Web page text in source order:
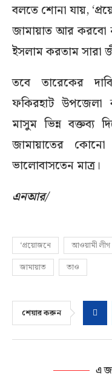
বলতে শোনা যায়,
জামায়াত আর করবো
ইসলাম করতাম সারা
তবে তারেকের
ফকিরহাট উপজেলা
মাসুম ভিন্ন বক্তব্য
জামায়াতের কোনো
ভালোবাসতেন মাত্র।
এনআর/
‘প্রয়োজনে আওয়ামী লীগ
জামায়াত
তাও
শেয়ার করুন
এ